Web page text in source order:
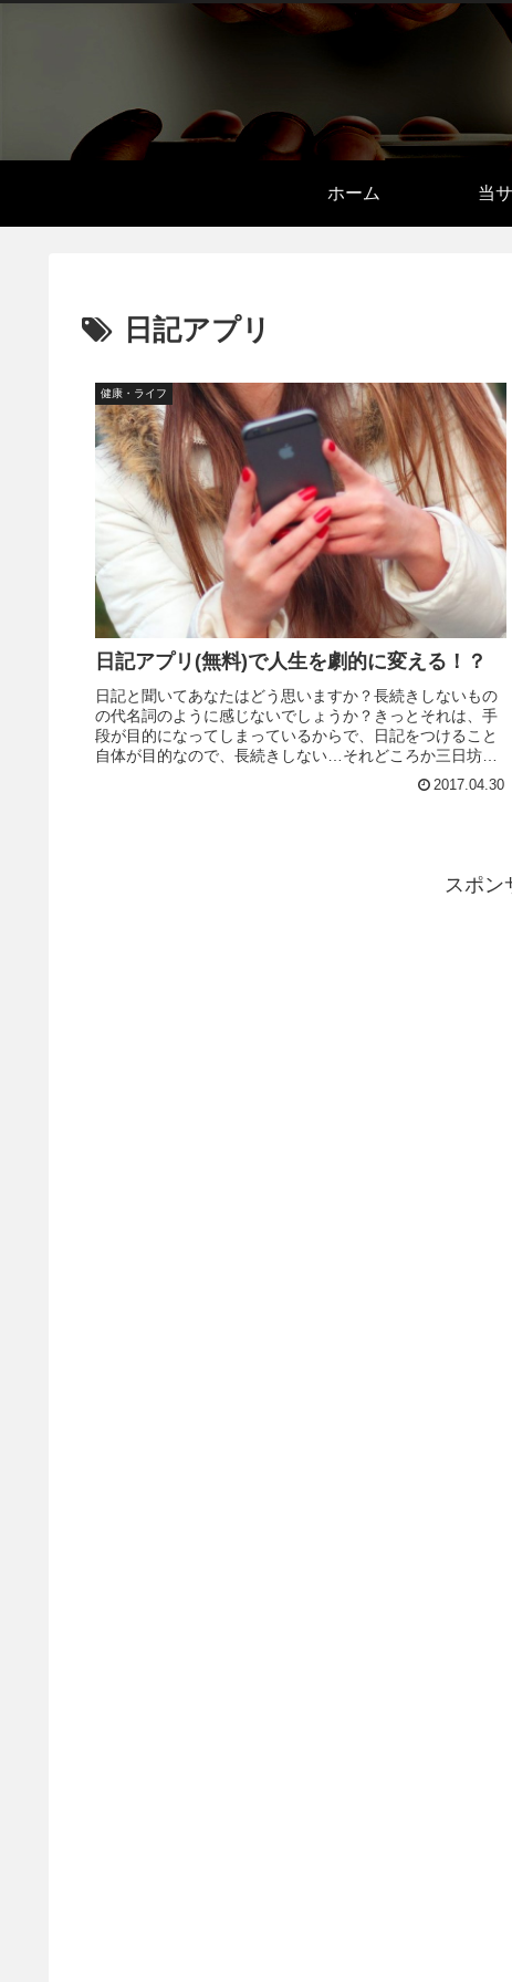
ホーム 当
日記アプリ
健康・ライフ
日記アプリ(無料)で人生を劇的に変える！？
日記と聞いてあなたはどう思いますか？長続きしないもの
の代名詞のように感じないでしょうか？きっとそれは、手
段が目的になってしまっているからで、日記をつけること
自体が目的なので、長続きしない…それどころか三日坊主
2017.04.30
スポン